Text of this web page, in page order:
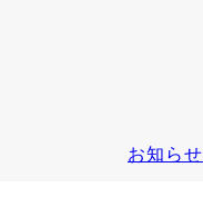
お知らせ